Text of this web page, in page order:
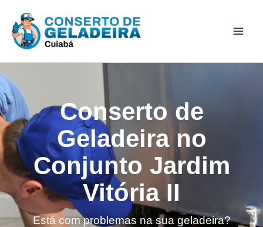
para
Conserto de
Geladeira no
Conjunto Jardim
Vitória II
Está com problemas na sua geladeira?